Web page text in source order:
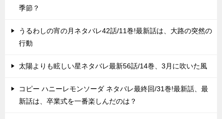
季節？
うるわしの宵の月ネタバレ42話/11巻!最新話は、大路の突然の
行動
太陽よりも眩しい星ネタバレ最新56話/14巻、3月に吹いた風
コピー ハニーレモンソーダ ネタバレ最終回/31巻!最新話、最
新話は、卒業式を一番楽しんだのは？